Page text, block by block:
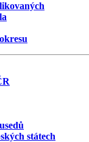
státech